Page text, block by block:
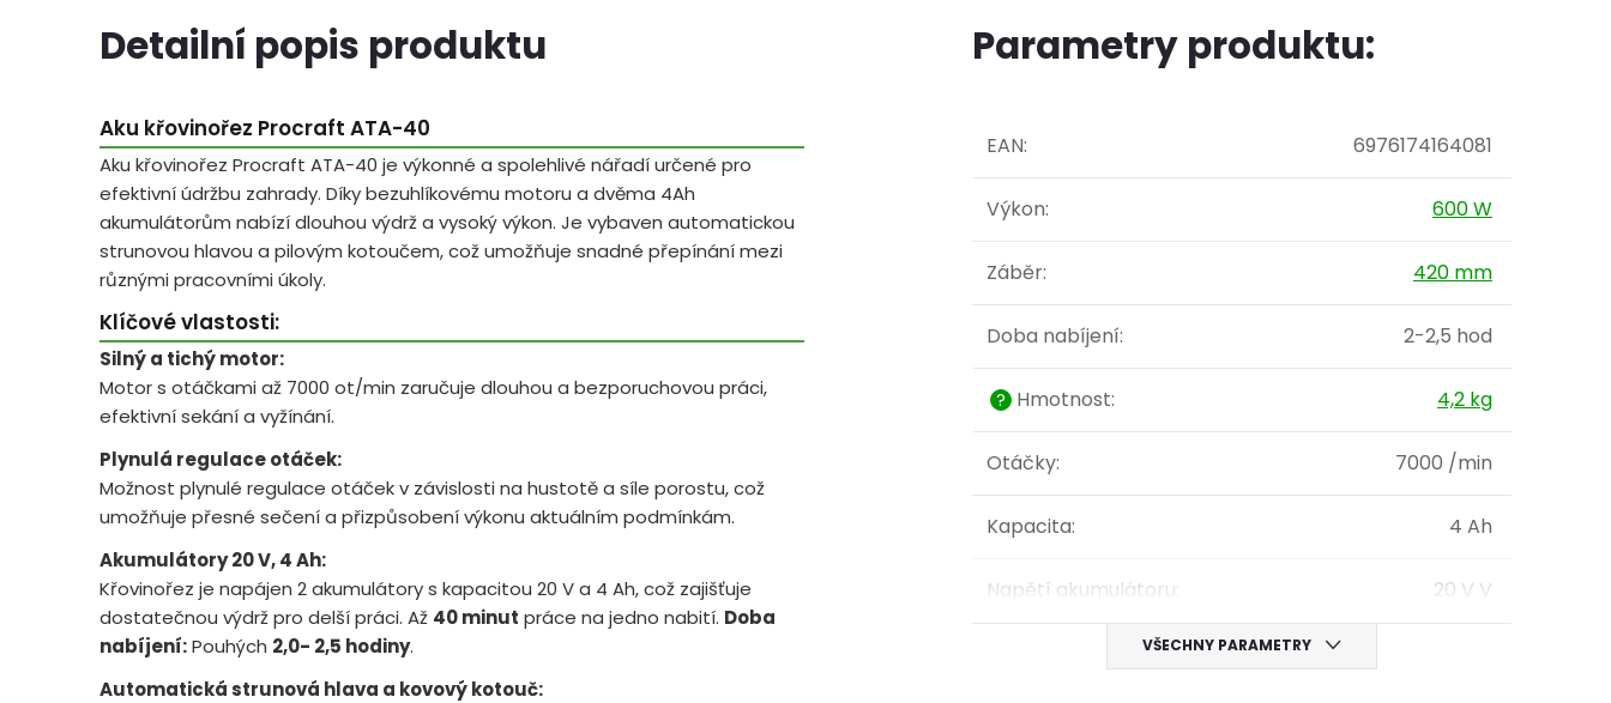
Detailní popis produktu
Aku křovinořez Procraft ATA-40
Aku křovinořez Procraft ATA-40 je výkonné a spolehlivé nářadí určené pro
efektivní údržbu zahrady. Díky bezuhlíkovému motoru a dvěma 4Ah
akumulátorům nabízí dlouhou výdrž a vysoký výkon. Je vybaven automatickou
strunovou hlavou a pilovým kotoučem, což umožňuje snadné přepínání mezi
různými pracovními úkoly.
Klíčové vlastosti:
Silný a tichý motor:
Motor s otáčkami až 7000 ot/min zaručuje dlouhou a bezporuchovou práci,
efektivní sekání a vyžínání.
Plynulá regulace otáček:
Možnost plynulé regulace otáček v závislosti na hustotě a síle porostu, což
umožňuje přesné sečení a přizpůsobení výkonu aktuálním podmínkám.
Akumulátory 20 V, 4 Ah:
Křovinořez je napájen 2 akumulátory s kapacitou 20 V a 4 Ah, což zajišťuje
dostatečnou výdrž pro delší práci. Až 40 minut práce na jedno nabití. Doba
nabíjení:Pouhých 2,0- 2,5 hodiny.
Automatická strunová hlava a kovový kotouč:
Parametry produktu:
EAN: 6976174164081
Výkon: 600 W
Záběr: 420 mm
Doba nabíjení: 2-2,5 hod
? Hmotnost: 4,2 kg
Otáčky: 7000 /min
Kapacita: 4 Ah
Napětí akumulátoru: 20 V V
VŠECHNY PARAMETRY